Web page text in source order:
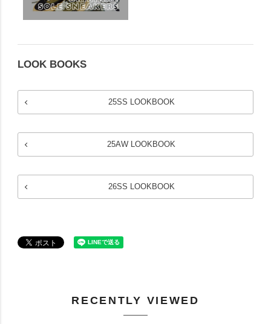
LOOK BOOKS
25SS LOOKBOOK
25AW LOOKBOOK
26SS LOOKBOOK
RECENTLY VIEWED